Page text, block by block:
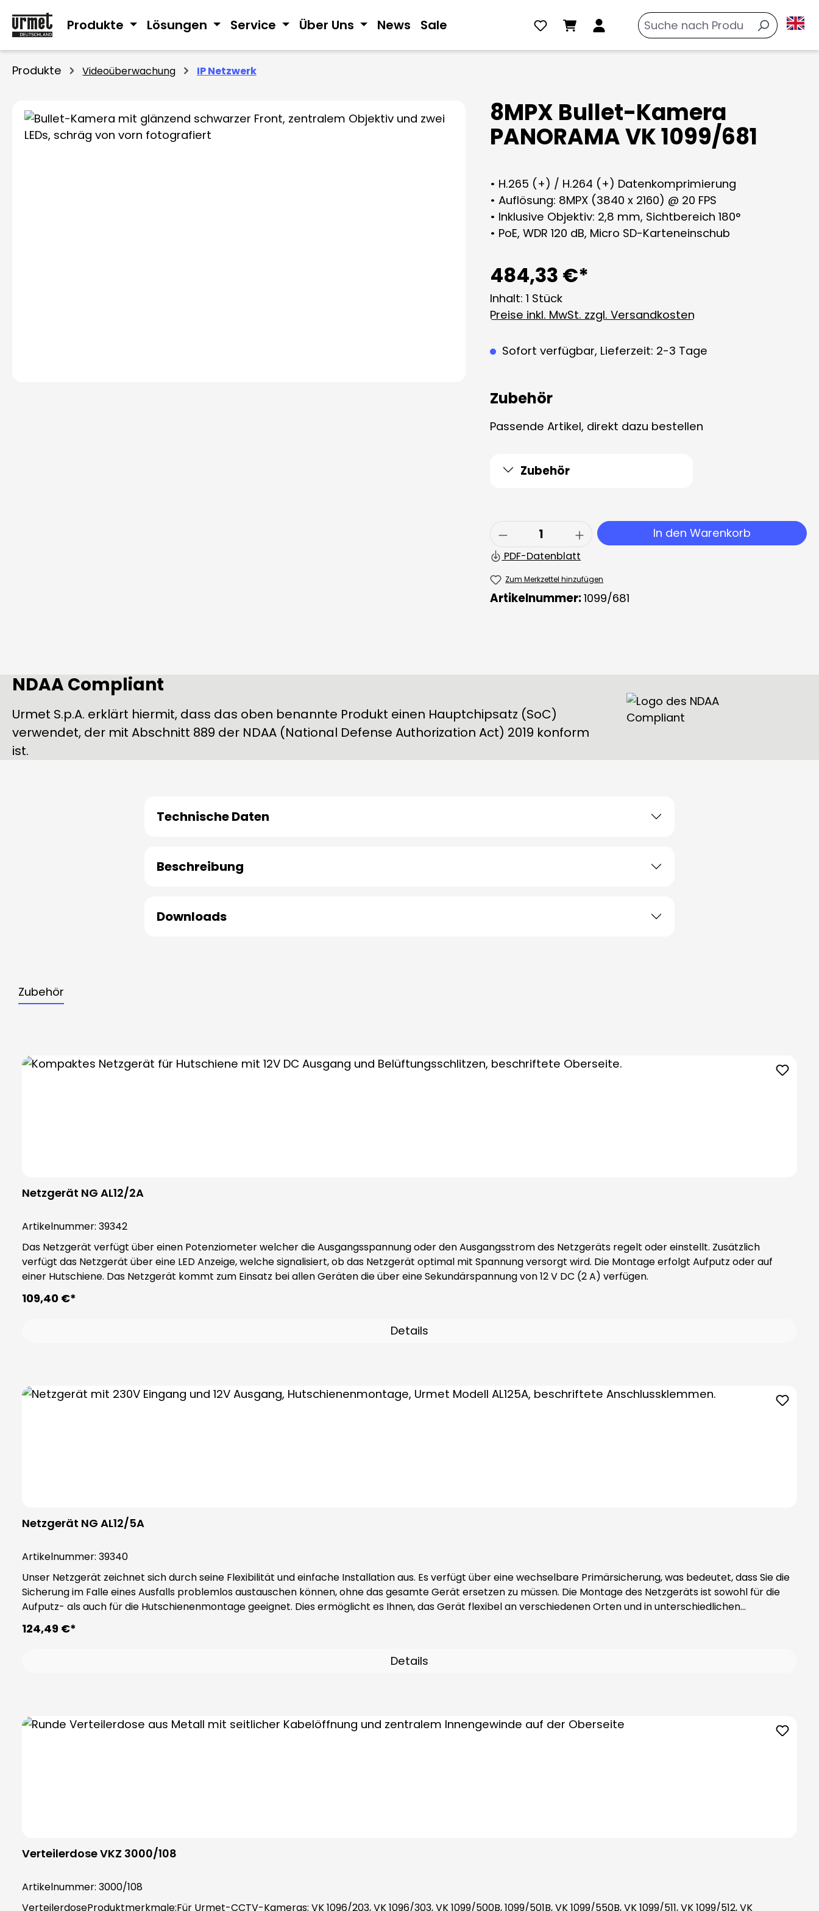
Hauptinhalt springen
Zur Suche springen
Zur Hauptnavigation springen
Produkte Lösungen Service Über Uns News Sale
Produkte Videoüberwachung IP Netzwerk
Bildergalerie überspringen 8MPX Bullet-Kamera
PANORAMA VK 1099/681
• H.265 (+) / H.264 (+) Datenkomprimierung
• Auflösung: 8MPX (3840 x 2160) @ 20 FPS
• Inklusive Objektiv: 2,8 mm, Sichtbereich 180°
• PoE, WDR 120 dB, Micro SD-Karteneinschub
484,33 €*
Inhalt: 1 Stück
Preise inkl. MwSt. zzgl. Versandkosten
Sofort verfügbar, Lieferzeit: 2-3 Tage
Zubehör
Passende Artikel, direkt dazu bestellen
Zubehör
Produkt Anzahl: Gib den gewünschten
In den Warenkorb
PDF-Datenblatt
Zum Merkzettel hinzufügen
Artikelnummer:1099/681
NDAA Compliant
Urmet S.p.A. erklärt hiermit, dass das oben benannte Produkt einen Hauptchipsatz (SoC)
verwendet, der mit Abschnitt 889 der NDAA (National Defense Authorization Act) 2019 konform
ist.
Technische Daten
Beschreibung
Downloads
Zubehör
Netzgerät NG AL12/2A
Artikelnummer: 39342
Das Netzgerät verfügt über einen Potenziometer welcher die Ausgangsspannung oder den Ausgangsstrom des Netzgeräts regelt oder einstellt. Zusätzlich
verfügt das Netzgerät über eine LED Anzeige, welche signalisiert, ob das Netzgerät optimal mit Spannung versorgt wird. Die Montage erfolgt Aufputz oder auf
einer Hutschiene. Das Netzgerät kommt zum Einsatz bei allen Geräten die über eine Sekundärspannung von 12 V DC (2 A) verfügen.
109,40 €*
Details
Netzgerät NG AL12/5A
Artikelnummer: 39340
Unser Netzgerät zeichnet sich durch seine Flexibilität und einfache Installation aus. Es verfügt über eine wechselbare Primärsicherung, was bedeutet, dass Sie die
Sicherung im Falle eines Ausfalls problemlos austauschen können, ohne das gesamte Gerät ersetzen zu müssen. Die Montage des Netzgeräts ist sowohl für die
Aufputz- als auch für die Hutschienenmontage geeignet. Dies ermöglicht es Ihnen, das Gerät flexibel an verschiedenen Orten und in unterschiedlichen
Anwendungen zu installieren. Zur Überwachung der Netzspannung verfügt das Netzgerät über eine praktische LED-Lampe, die Ihnen den Status der
Netzspannung anzeigt. Dies ist besonders nützlich, um sicherzustellen, dass Ihre angeschlossenen Geräte stets mit der richtigen Spannung versorgt werden. Das
124,49 €*
Details
Verteilerdose VKZ 3000/108
Artikelnummer: 3000/108
VerteilerdoseProduktmerkmale:Für Urmet-CCTV-Kameras: VK 1096/203, VK 1096/303, VK 1099/500B, 1099/501B, VK 1099/550B, VK 1099/511, VK 1099/512, VK